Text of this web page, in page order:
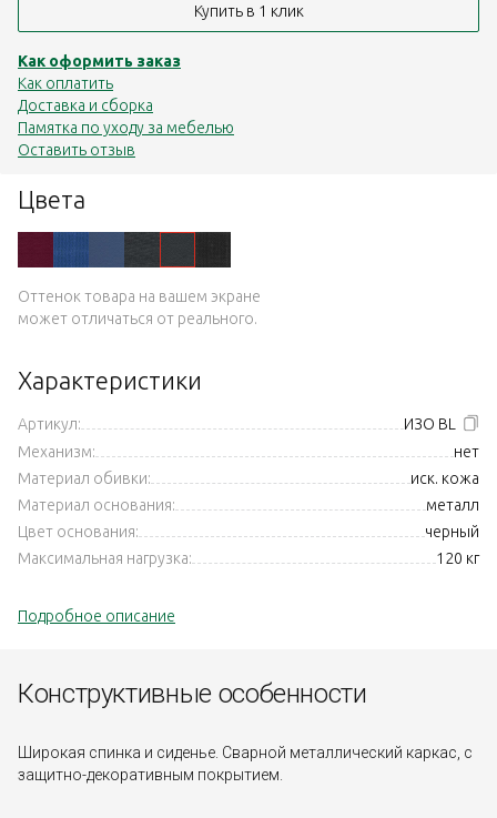
Цвета
Оттенок товара на вашем экране
может отличаться от реального.
Характеристики
Артикул:
ИЗО BL
Механизм:
нет
Материал обивки:
иск. кожа
Материал основания:
металл
Цвет основания:
черный
Максимальная нагрузка:
120 кг
Подробное описание
Купить в 1 клик
Как оформить заказ
Как оплатить
Доставка и сборка
Памятка по уходу за мебелью
Оставить отзыв
Конструктивные особенности
Широкая спинка и сиденье. Сварной металлический каркас, с
защитно-декоративным покрытием.